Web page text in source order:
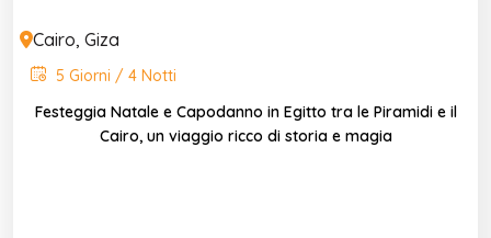
Cairo, Giza
5 Giorni / 4 Notti
Festeggia Natale e Capodanno in Egitto tra le Piramidi e il
Cairo, un viaggio ricco di storia e magia